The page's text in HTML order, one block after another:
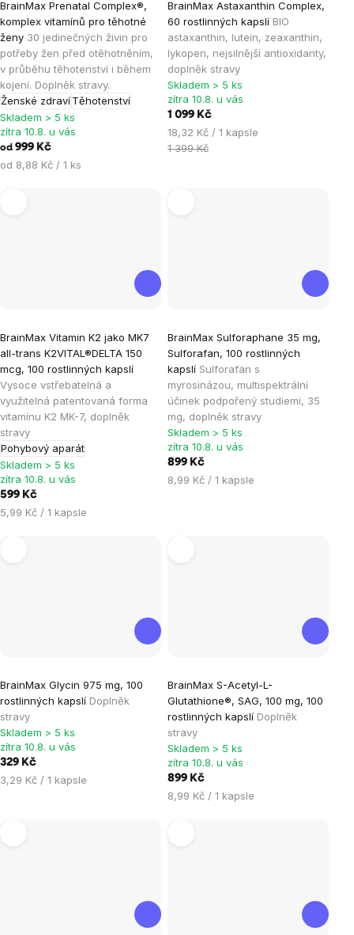
BrainMax Prenatal Complex®,
komplex vitamínů pro těhotné
ženy 30 jedinečných živin pro
potřeby žen před otěhotněním,
v průběhu těhotenství i během
kojení. Doplněk stravy.
Ženské zdravíTěhotenství
hodnocení
produktu
je
5,0
z
5
hvězdiček.
Skladem > 5 ks
zítra 10.8. u vás
od 999 Kč
Měrná
od 8,88 Kč / 1 ks
BrainMax Astaxanthin Complex,
60 rostlinných kapslí BIO
astaxanthin, lutein, zeaxanthin,
lykopen, nejsilnější antioxidanty,
doplněk stravy
hodnocení
produktu
je
5,0
z
5
hvězdiček.
Skladem > 5 ks
zítra 10.8. u vás
1 099 Kč
Měrná
cena:
18,32 Kč / 1 kapsle
1 399 Kč
BrainMax Vitamin K2 jako MK7
all-trans K2VITAL®DELTA 150
mcg, 100 rostlinných kapslí
Vysoce vstřebatelná a
využitelná patentovaná forma
vitamínu K2 MK-7, doplněk
stravy
Pohybový aparát
hodnocení
produktu
je
5,0
z
5
hvězdiček.
Skladem > 5 ks
zítra 10.8. u vás
599 Kč
Měrná
5,99 Kč / 1 kapsle
BrainMax Sulforaphane 35 mg,
Sulforafan, 100 rostlinných
kapslí Sulforafan s
myrosinázou, multispektrální
účinek podpořený studiemi, 35
mg, doplněk stravy
hodnocení
produktu
je
5,0
z
5
hvězdiček.
Skladem > 5 ks
zítra 10.8. u vás
899 Kč
Měrná
8,99 Kč / 1 kapsle
BrainMax Glycin 975 mg, 100
rostlinných kapslí Doplněk
stravy
hodnocení
produktu
je
5,0
z
5
Skladem > 5 ks
zítra 10.8. u vás
329 Kč
Měrná
3,29 Kč / 1 kapsle
BrainMax S-Acetyl-L-
Glutathione®, SAG, 100 mg, 100
rostlinných kapslí Doplněk
stravy
hodnocení
produktu
je
4,9
z
Skladem > 5 ks
zítra 10.8. u vás
899 Kč
Měrná
8,99 Kč / 1 kapsle